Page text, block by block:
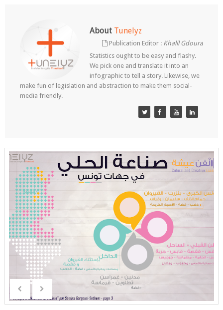
About Tunelyz
Publication Editor : Khalil Gdoura
Statistics ought to be easy and flashy.
We pick one and translate it into an
infographic to tell a story. Likewise, we
make fun of legislation and abstraction to make them social-
media friendly.